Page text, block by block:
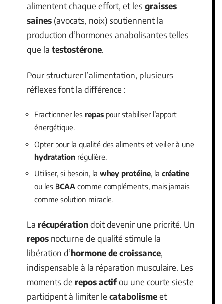
alimentent chaque effort, et les graisses
saines (avocats, noix) soutiennent la
production d’hormones anabolisantes telles
que la testostérone.
Pour structurer l’alimentation, plusieurs
réflexes font la différence :
Fractionner les repas pour stabiliser l’apport
énergétique.
Opter pour la qualité des aliments et veiller à une
hydratation régulière.
Utiliser, si besoin, la whey protéine, la créatine
ou les BCAA comme compléments, mais jamais
comme solution miracle.
La récupérationdoit devenir une priorité. Un
repos nocturne de qualité stimule la
libération d’hormone de croissance,
indispensable à la réparation musculaire. Les
moments de repos actifou une courte sieste
participent à limiter le catabolismeet